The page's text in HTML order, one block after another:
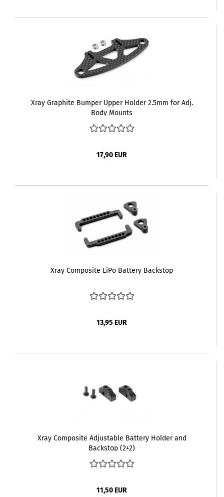
Xray Graphite Bumper Upper Holder 2.5mm for Adj.
Body Mounts
17,90 EUR
Xray Composite LiPo Battery Backstop
13,95 EUR
Xray Composite Adjustable Battery Holder and
Backstop (2+2)
11,50 EUR